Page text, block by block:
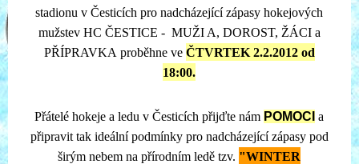
stadionu v Česticích pro nadcházející zápasy hokejových
mužstev HC ČESTICE - MUŽI A, DOROST, ŽÁCI a
PŘÍPRAVKA proběhne ve ČTVRTEK 2.2.2012 od
18:00.
Přátelé hokeje a ledu v Česticích přijďte nám POMOCI a
připravit tak ideální podmínky pro nadcházející zápasy pod
širým nebem na přírodním ledě tzv. "WINTER